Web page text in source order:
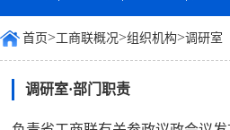
首页>工商联概况>组织机构>调研室
调研室·部门职责